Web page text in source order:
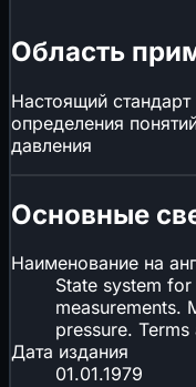
Область
Настоящий
определения
давления
Основные
Наименование на
State system
measurements.
pressure.
Дата издания
01.01.1979